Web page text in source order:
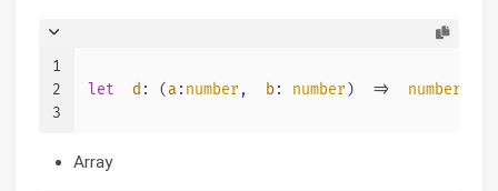
1
2
3
let d : ( a : number , b: number )  => number
Array